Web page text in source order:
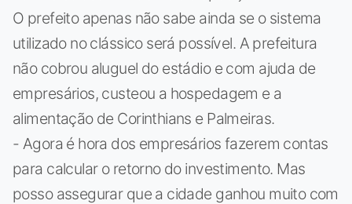
O prefeito apenas não sabe ainda se o sistema
utilizado no clássico será possível. A prefeitura
não cobrou aluguel do estádio e com ajuda de
empresários, custeou a hospedagem e a
alimentação de Corinthians e Palmeiras.
- Agora é hora dos empresários fazerem contas
para calcular o retorno do investimento. Mas
posso assegurar que a cidade ganhou muito com